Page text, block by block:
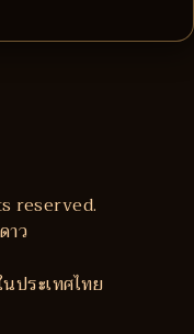
reserved.
าว
ประเทศไทย